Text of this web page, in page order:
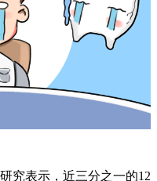
究表示， 近三分之一的12